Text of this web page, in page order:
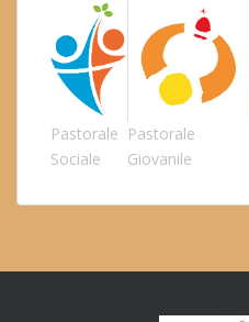
Pastorale
Sociale
Pastorale
Giovanile